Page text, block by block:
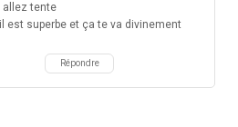
allez tente
est superbe et ça te va divinement
Répondre